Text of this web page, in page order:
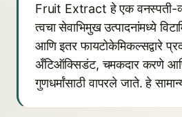
Fruit Extract हे एक वनस्पती-
त्वचा सेवाभिमुख उत्पादनांमध्ये
आणि इतर फायटोकेमिकल्सद्वारे
अँटिऑक्सिडंट, चमकदार करणे
गुणधर्मांसाठी वापरले जाते. हे